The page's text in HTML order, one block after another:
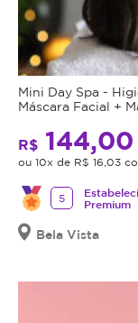
Mini Day Spa -
Máscara Facial +
R$ 144,00
ou 10x de R$ 16,03
5
Premium
Bela Vista